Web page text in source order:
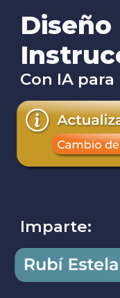
Diseño
Con IA
Imparte: